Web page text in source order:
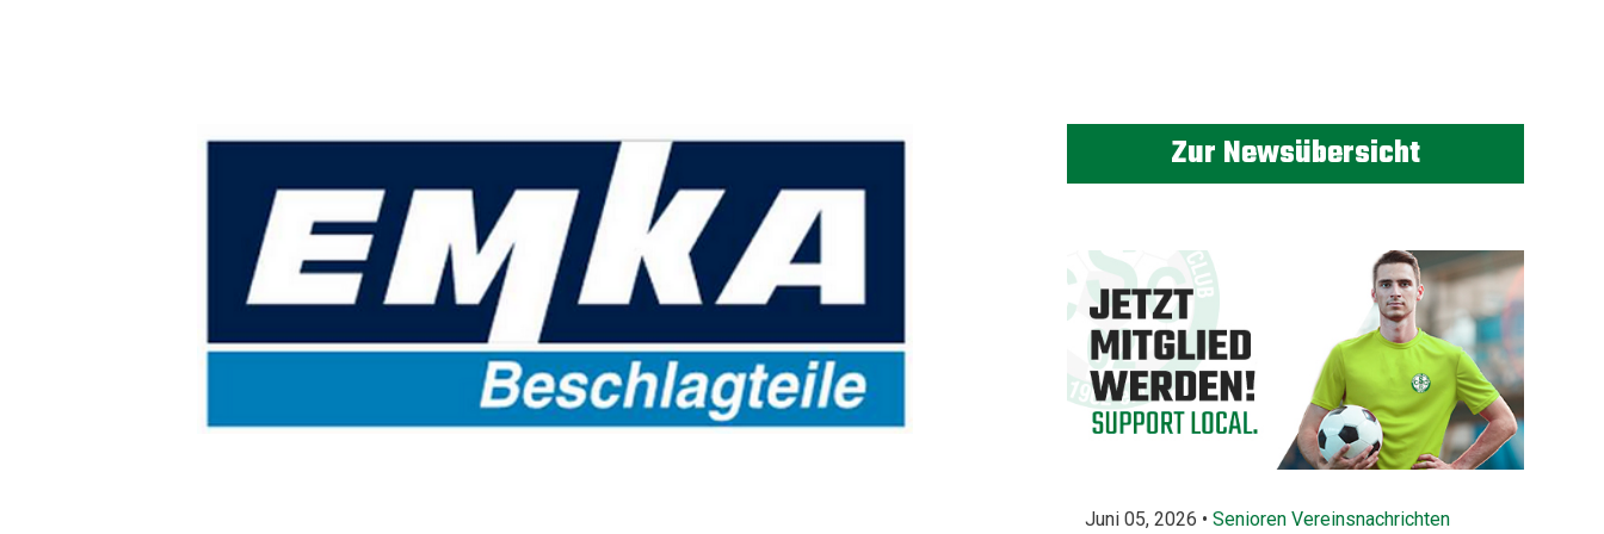
Zur Newsübersicht
Juni 05, 2026 • Senioren Vereinsnachrichten